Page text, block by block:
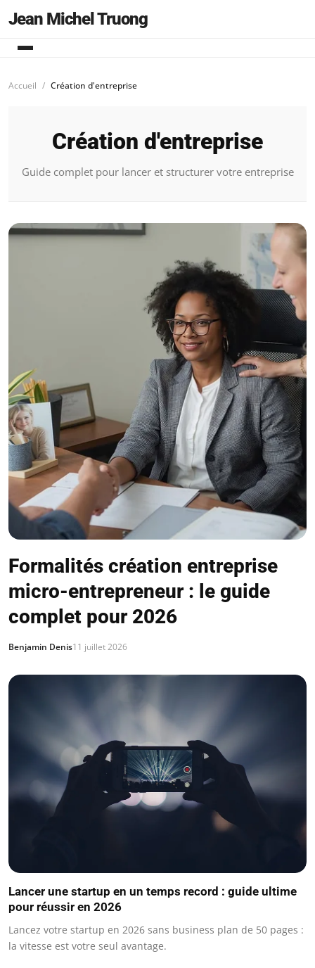
Jean Michel Truong
Accueil Création d'entreprise
Création d'entreprise
Guide complet pour lancer et structurer votre entreprise
Formalités création entreprise
micro-entrepreneur : le guide
complet pour 2026
Benjamin Denis11 juillet 2026
Lancer une startup en un temps record : guide ultime
pour réussir en 2026
Lancez votre startup en 2026 sans business plan de 50 pages :
la vitesse est votre seul avantage.